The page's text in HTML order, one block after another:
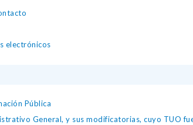
electrónicos
Pública
General, y sus modificatorias, cuyo TUO